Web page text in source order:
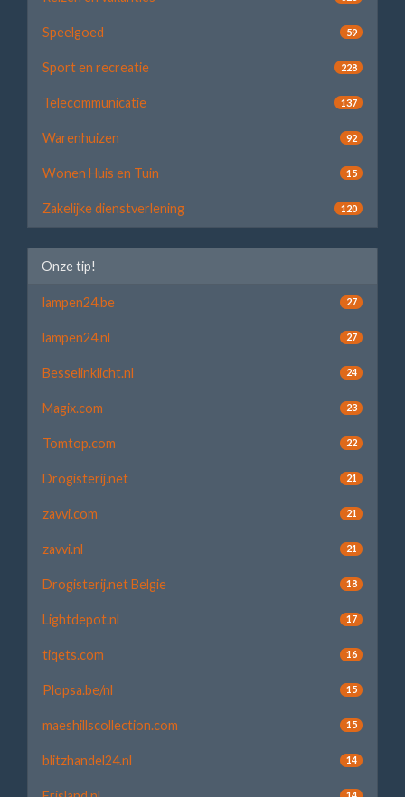
Speelgoed 59
Sport en recreatie 228
Telecommunicatie 137
Warenhuizen 92
Wonen Huis en Tuin 15
Zakelijke dienstverlening 120
Onze tip!
lampen24.be 27
lampen24.nl 27
Besselinklicht.nl 24
Magix.com 23
Tomtop.com 22
Drogisterij.net 21
zavvi.com 21
zavvi.nl 21
Drogisterij.net Belgie 18
Lightdepot.nl 17
tiqets.com 16
Plopsa.be/nl 15
maeshillscollection.com 15
blitzhandel24.nl 14